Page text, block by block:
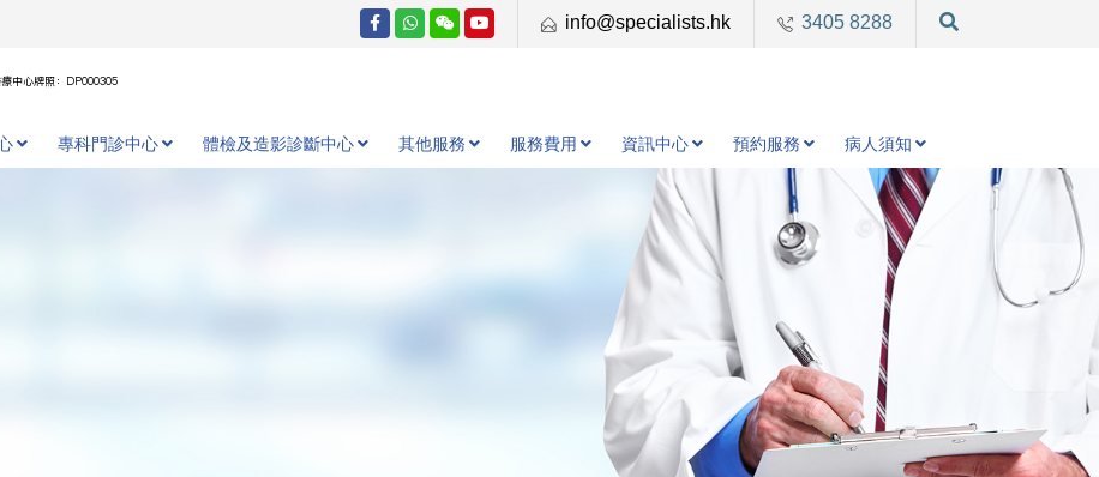
info@specialists.hk 3405 8288
療中心牌照：DP000305
專科門診中心 體檢及造影診斷中心 其他服務 服務費用 資訊中心 預約服務 病人須知